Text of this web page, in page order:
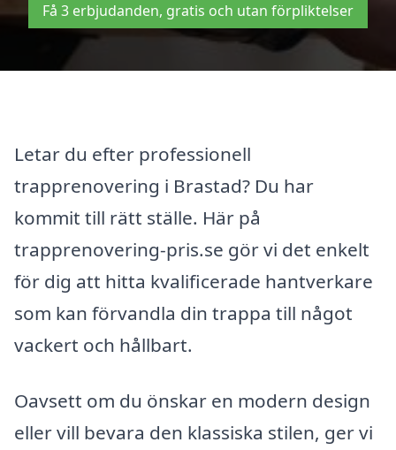
Få 3 erbjudanden, gratis och utan förpliktelser
Letar du efter professionell
trapprenovering i Brastad? Du har
kommit till rätt ställe. Här på
trapprenovering-pris.se gör vi det enkelt
för dig att hitta kvalificerade hantverkare
som kan förvandla din trappa till något
vackert och hållbart.
Oavsett om du önskar en modern design
eller vill bevara den klassiska stilen, ger vi